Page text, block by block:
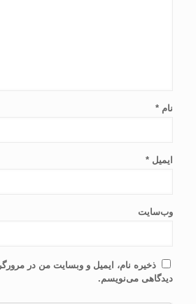
نام *
ایمیل *
وب‌سایت
ذخیره نام، ایمیل و وبسایت من در
دیدگاهی می‌نویسم.